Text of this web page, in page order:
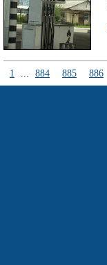
1 ... 884 885 886